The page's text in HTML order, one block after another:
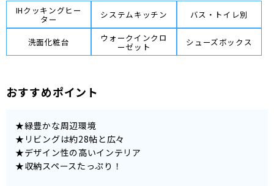
IHクッキングヒー
ター システムキッチン バス・トイレ別
洗面化粧台 ウォークインクロ
ーゼット シューズボックス
おすすめポイント
★緑豊かな周辺環境
★リビングは約28帖と広々
★デザイン性の高いインテリア
★収納スペースたっぷり！